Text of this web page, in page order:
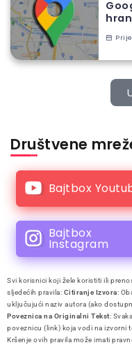
Društvene
Bajtbox
Bajtbox
Instagram
Svi korisnici koji žele koristiti ili
sljedećih pravila: Citiranje Izvora:
uključujući naziv autora (ako
Poveznica na Originalni Tekst:
poveznicu (link) koja vodi na izvorni
Kršenje ovih pravila može imati